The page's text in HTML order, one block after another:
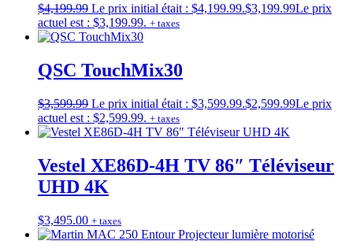
$4,199.99 Le prix initial était : $4,199.99.$3,199.99Le prix
actuel est : $3,199.99. + taxes
QSC TouchMix30
$3,599.99 Le prix initial était : $3,599.99.$2,599.99Le prix
actuel est : $2,599.99. + taxes
Vestel XE86D-4H TV 86″ Téléviseur
UHD 4K
$3,495.00 + taxes